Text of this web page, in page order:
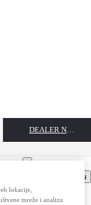
DEALER NAME
Open menu
lokacije,
mreže i analizu